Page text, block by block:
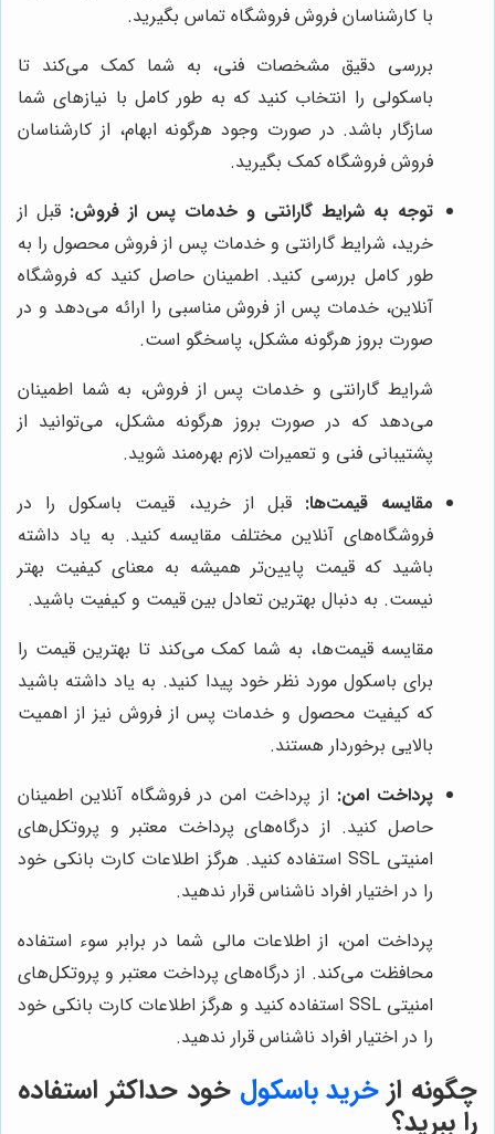
با کارشناسان فروش فروشگاه تماس بگیرید.
بررسی دقیق مشخصات فنی، به شما کمک می‌کند تا
باسکولی را انتخاب کنید که به طور کامل با نیازهای شما
سازگار باشد. در صورت وجود هرگونه ابهام، از کارشناسان
فروش فروشگاه کمک بگیرید.
توجه به شرایط گارانتی و خدمات پس از فروش: قبل از
خرید، شرایط گارانتی و خدمات پس از فروش محصول را به
طور کامل بررسی کنید. اطمینان حاصل کنید که فروشگاه
آنلاین، خدمات پس از فروش مناسبی را ارائه می‌دهد و در
صورت بروز هرگونه مشکل، پاسخگو است.
شرایط گارانتی و خدمات پس از فروش، به شما اطمینان
می‌دهد که در صورت بروز هرگونه مشکل، می‌توانید از
پشتیبانی فنی و تعمیرات لازم بهره‌مند شوید.
مقایسه قیمت‌ها: قبل از خرید، قیمت باسکول را در
فروشگاه‌های آنلاین مختلف مقایسه کنید. به یاد داشته
باشید که قیمت پایین‌تر همیشه به معنای کیفیت بهتر
نیست. به دنبال بهترین تعادل بین قیمت و کیفیت باشید.
مقایسه قیمت‌ها، به شما کمک می‌کند تا بهترین قیمت را
برای باسکول مورد نظر خود پیدا کنید. به یاد داشته باشید
که کیفیت محصول و خدمات پس از فروش نیز از اهمیت
بالایی برخوردار هستند.
پرداخت امن: از پرداخت امن در فروشگاه آنلاین اطمینان
حاصل کنید. از درگاه‌های پرداخت معتبر و پروتکل‌های
امنیتی SSL استفاده کنید. هرگز اطلاعات کارت بانکی خود
را در اختیار افراد ناشناس قرار ندهید.
پرداخت امن، از اطلاعات مالی شما در برابر سوء استفاده
محافظت می‌کند. از درگاه‌های پرداخت معتبر و پروتکل‌های
امنیتی SSL استفاده کنید و هرگز اطلاعات کارت بانکی خود
را در اختیار افراد ناشناس قرار ندهید.
چگونه ازخرید باسکول خود حداکثر استفاده
را ببرید؟